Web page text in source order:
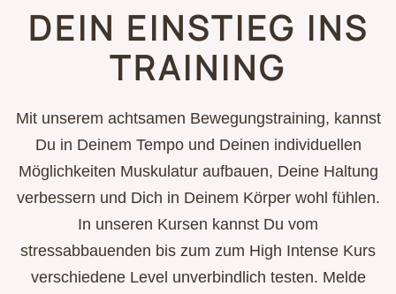
DEIN EINSTIEG INS
TRAINING
Mit unserem achtsamen Bewegungstraining, kannst
Du in Deinem Tempo und Deinen individuellen
Möglichkeiten Muskulatur aufbauen, Deine Haltung
verbessern und Dich in Deinem Körper wohl fühlen.
In unseren Kursen kannst Du vom
stressabbauenden bis zum zum High Intense Kurs
verschiedene Level unverbindlich testen. Melde